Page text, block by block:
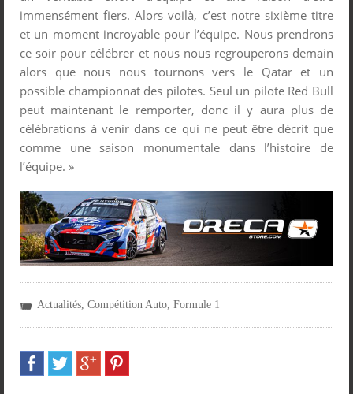
immensément fiers. Alors voilà, c’est notre sixième titre
et un moment incroyable pour l’équipe. Nous prendrons
ce soir pour célébrer et nous nous regrouperons demain
alors que nous nous tournons vers le Qatar et un
possible championnat des pilotes. Seul un pilote Red Bull
peut maintenant le remporter, donc il y aura plus de
célébrations à venir dans ce qui ne peut être décrit que
comme une saison monumentale dans l’histoire de
l’équipe. »
Actualités, Compétition Auto, Formule 1